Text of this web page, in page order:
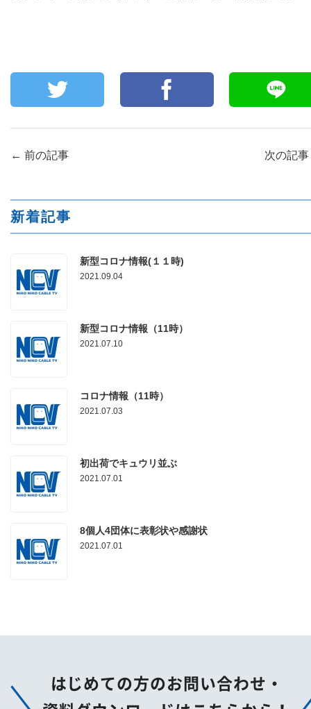
← 前の記事 次の記事
新着記事
新型コロナ情報(１１時)
2021.09.04
新型コロナ情報（11時）
2021.07.10
コロナ情報（11時）
2021.07.03
初出荷でキュウリ並ぶ
2021.07.01
8個人4団体に表彰状や感謝状
2021.07.01
はじめての方のお問い合わせ・